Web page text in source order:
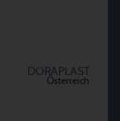
DORAPLAST
Österreich